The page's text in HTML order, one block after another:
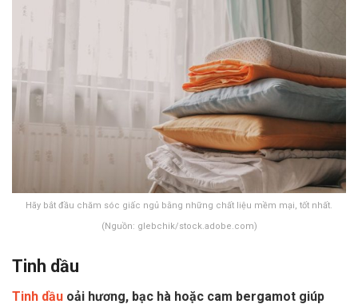
Hãy bắt đầu chăm sóc giấc ngủ bằng những chất liệu mềm mại, tốt nhất.
(Nguồn: glebchik/stock.adobe.com)
Tinh dầu
Tinh dầu oải hương, bạc hà hoặc cam bergamot giúp